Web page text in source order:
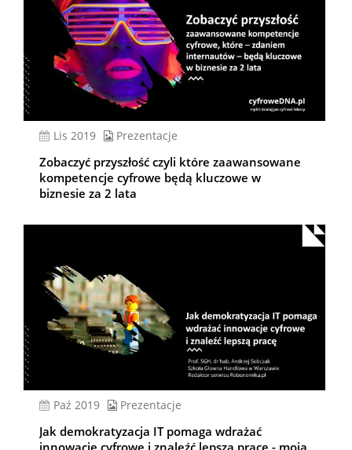
lis 2019 Prezentacje
Zobaczyć przyszłość czyli które zaawansowane
kompetencje cyfrowe będą kluczowe w
biznesie za 2 lata
paź 2019 Prezentacje
Jak demokratyzacja IT pomaga wdrażać
innowacje cyfrowe i znaleźć lepszą pracę - moja